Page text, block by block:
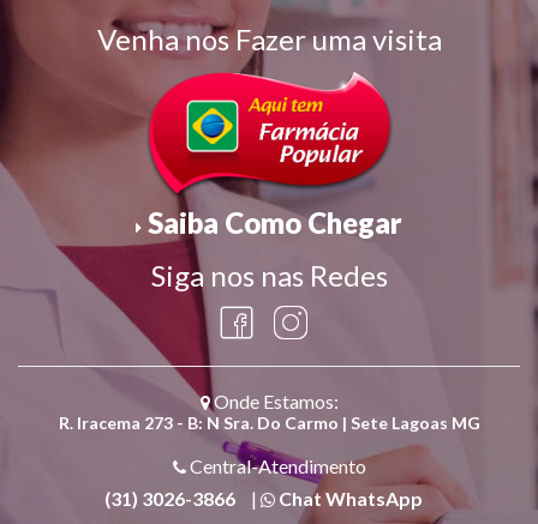
Venha nos Fazer uma visita
Saiba Como Chegar
Siga nos nas Redes
Onde Estamos:
R. Iracema 273 - B: N Sra. Do Carmo | Sete Lagoas MG
Central-Atendimento
(31) 3026-3866
| Chat WhatsApp